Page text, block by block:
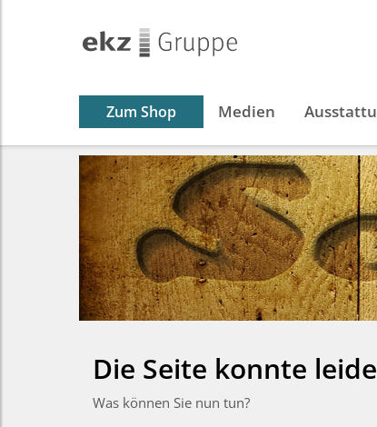
Zum Shop Medien
Die Seite konnte
Was können Sie nun tun?